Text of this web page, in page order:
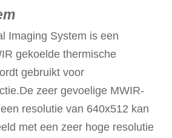
Imaging System is een
gekoelde thermische
gebruikt voor
zeer gevoelige MWIR-
resolutie van 640x512 kan
met een zeer hoge resolutie